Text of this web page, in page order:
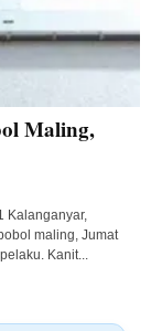
Maling,
Kalanganyar,
maling, Jumat
Kanit...